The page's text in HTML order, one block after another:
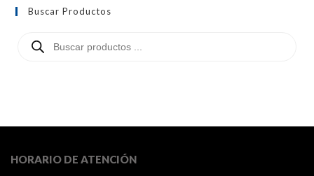
Buscar Productos
HORARIO DE ATENCIÓN